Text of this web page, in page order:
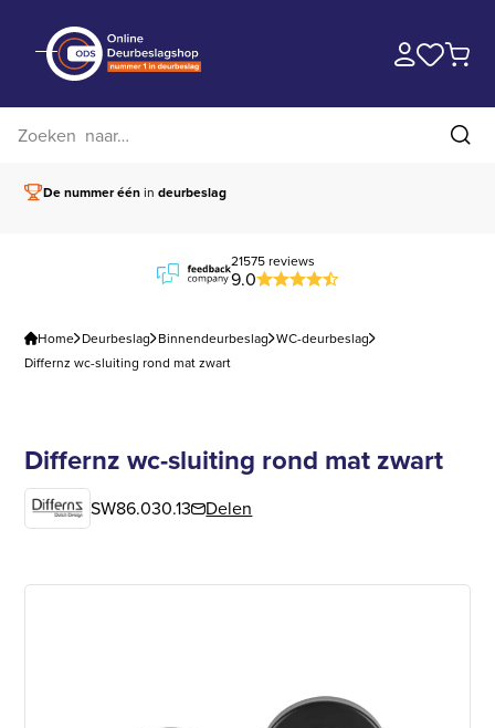
De nummer éénindeurbeslag
21575 reviews
9.0
Home Deurbeslag Binnendeurbeslag WC-deurbeslag
Differnz wc-sluiting rond mat zwart
Differnz wc-sluiting rond mat zwart
SW86.030.13 Delen